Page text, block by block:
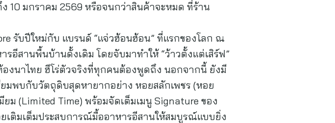
10 มกราคม 2569 หรือจนกว่าสินค้าจะหมด ที่ร้าน
รับปีใหม่กับ แบรนด์ “แจ่วฮ้อนฮ้อน” ที่แรกของโลก ณ
อีสานพื้นบ้านดั้งเดิม โดยจับมาทำให้ “ว้าวตั้งแต่เสิร์ฟ”
งนาไทย ฮีโร่ตัวจริงที่ทุกคนต้องพูดถึง นอกจากนี้ ยังมี
มพบกับวัตถุดิบสุดหายากอย่าง หอยสลักเพชร (หอย
ม (Limited Time) พร้อมจัดเต็มเมนู Signature ของ
เติมเต็มประสบการณ์มื้ออาหารอีสานให้สมบูรณ์แบบยิ่ง